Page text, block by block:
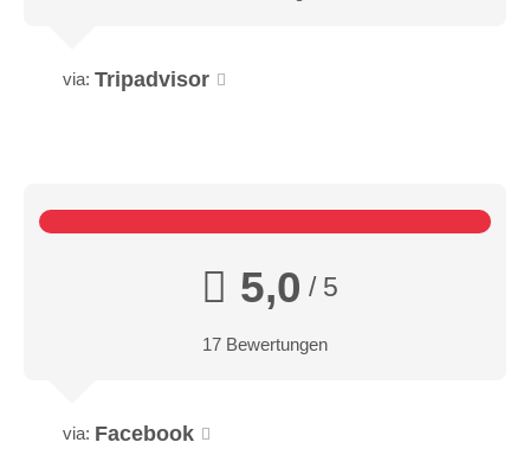
via: Tripadvisor
5,0 / 5
17 Bewertungen
via: Facebook